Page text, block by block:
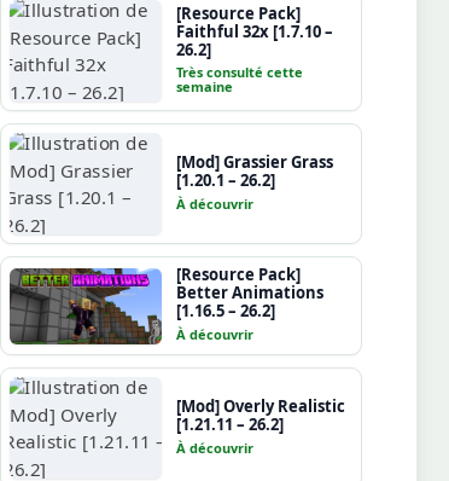
[Resource Pack]
Faithful 32x [1.7.10 –
26.2]
Très consulté cette
semaine
[Mod] Grassier Grass
[1.20.1 – 26.2]
À découvrir
[Resource Pack]
Better Animations
[1.16.5 – 26.2]
À découvrir
[Mod] Overly Realistic
[1.21.11 – 26.2]
À découvrir